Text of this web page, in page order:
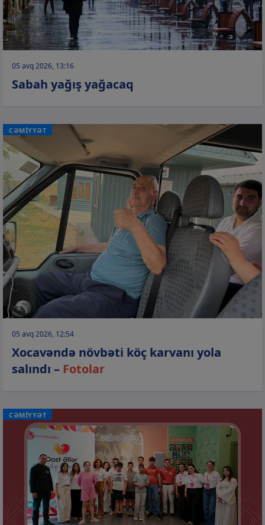
05 avq 2026, 13:16
Sabah yağış yağacaq
CƏMİYYƏT
05 avq 2026, 12:54
Xocavəndə növbəti köç karvanı yola
salındı – Fotolar
CƏMİYYƏT